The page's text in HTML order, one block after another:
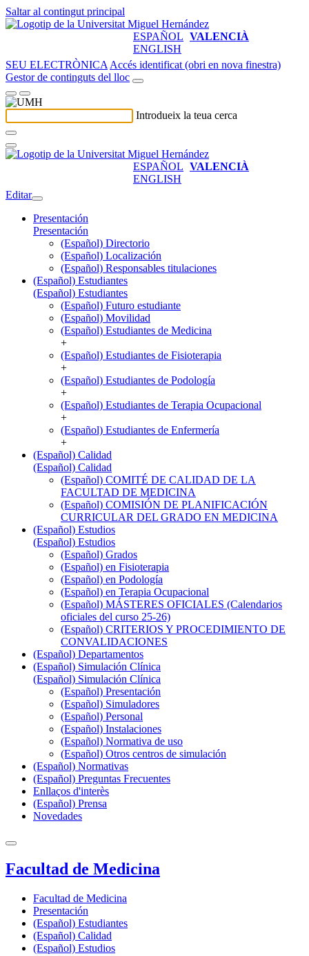
Saltar al contingut principal
ESPAÑOL VALENCIÀ
ENGLISH
SEU ELECTRÒNICA Accés identificat (obri en nova finestra)
Gestor de continguts del lloc
Introdueix la teua cerca
ESPAÑOL VALENCIÀ
ENGLISH
Editar
Presentación
Presentación
(Español) Directorio
(Español) Localización
(Español) Responsables titulaciones
(Español) Estudiantes
(Español) Estudiantes
(Español) Futuro estudiante
(Español) Movilidad
(Español) Estudiantes de Medicina
+
(Español) Estudiantes de Fisioterapia
+
(Español) Estudiantes de Podología
+
(Español) Estudiantes de Terapia Ocupacional
+
(Español) Estudiantes de Enfermería
+
(Español) Calidad
(Español) Calidad
(Español) COMITÉ DE CALIDAD DE LA
FACULTAD DE MEDICINA
(Español) COMISIÓN DE PLANIFICACIÓN
CURRICULAR DEL GRADO EN MEDICINA
(Español) Estudios
(Español) Estudios
(Español) Grados
(Español) en Fisioterapia
(Español) en Podología
(Español) en Terapia Ocupacional
(Español) MÁSTERES OFICIALES (Calendarios
oficiales del curso 25-26)
(Español) CRITERIOS Y PROCEDIMIENTO DE
CONVALIDACIONES
(Español) Departamentos
(Español) Simulación Clínica
(Español) Simulación Clínica
(Español) Presentación
(Español) Simuladores
(Español) Personal
(Español) Instalaciones
(Español) Normativa de uso
(Español) Otros centros de simulación
(Español) Normativas
(Español) Preguntas Frecuentes
Enllaços d'interès
(Español) Prensa
Novedades
Facultad de Medicina
Facultad de Medicina
Presentación
(Español) Estudiantes
(Español) Calidad
(Español) Estudios